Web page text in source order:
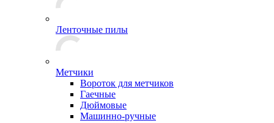
Ленточные пилы
Метчики
Вороток для метчиков
Гаечные
Дюймовые
Машинно-ручные